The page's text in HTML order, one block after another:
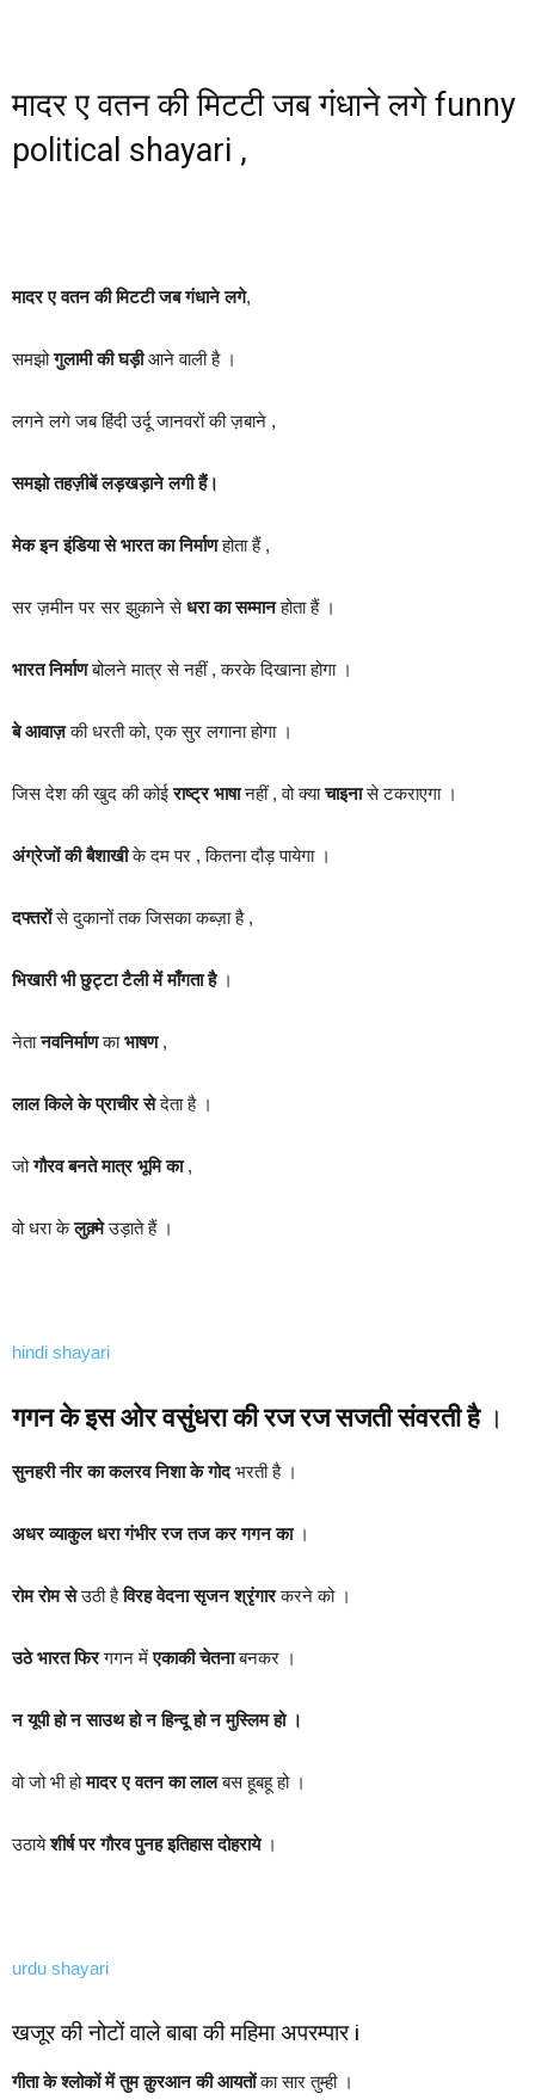
मादर ए वतन की मिटटी जब गंधाने लगे funny
political shayari ,
मादर ए वतन की मिटटी जब गंधाने लगे,
समझोगुलामी की घड़ीआने वाली है ।
लगने लगे जब हिंदी उर्दू जानवरों की ज़बाने ,
समझो तहज़ीबें लड़खड़ाने लगी हैं।
मेक इन इंडिया से भारत का निर्माणहोता हैं ,
सर ज़मीन पर सर झुकाने सेधरा का सम्मानहोता हैं ।
भारत निर्माणबोलने मात्र से नहीं , करके दिखाना होगा ।
बे आवाज़की धरती को, एक सुर लगाना होगा ।
जिस देश की खुद की कोईराष्ट्र भाषानहीं , वो क्याचाइनासे टकराएगा ।
अंग्रेजों की बैशाखीके दम पर , कितना दौड़ पायेगा ।
दफ्तरोंसे दुकानों तक जिसका कब्ज़ा है ,
भिखारी भी छुट्टा टैली में माँगता है।
नेतानवनिर्माणकाभाषण,
लाल किले के प्राचीर सेदेता है ।
जोगौरव बनते मात्र भूमि का,
वो धरा केलुक़्मेउड़ाते हैं ।
hindi shayari
गगन के इस ओर वसुंधरा की रज रज सजती संवरती है ।
सुनहरी नीर का कलरव निशा के गोदभरती है ।
अधर व्याकुल धरा गंभीर रज तज कर गगन का।
रोम रोम सेउठी हैविरह वेदना सृजन श्रृंगारकरने को ।
उठे भारत फिरगगन मेंएकाकी चेतनाबनकर ।
न यूपी हो न साउथ हो न हिन्दू हो न मुस्लिम हो ।
वो जो भी होमादर ए वतन का लालबस हूबहू हो ।
उठायेशीर्ष पर गौरव पुनह इतिहास दोहराये।
urdu shayari
खजूर की नोटों वाले बाबा की महिमा अपरम्पार i
गीता के श्लोकों में तुम क़ुरआन की आयतोंका सार तुम्ही ।